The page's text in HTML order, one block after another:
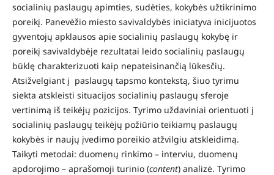
socialinių paslaugų apimties, sudėties, kokybės užtikrinimo
poreikį. Panevėžio miesto savivaldybės iniciatyva inicijuotos
gyventojų apklausos apie socialinių paslaugų kokybę ir
poreikį savivaldybėje rezultatai leido socialinių paslaugų
būklę charakterizuoti kaip nepateisinančią lūkesčių.
Atsižvelgiant į paslaugų tapsmo kontekstą, šiuo tyrimu
siekta atskleisti situacijos socialinių paslaugų sferoje
vertinimą iš teikėjų pozicijos. Tyrimo uždaviniai orientuoti į
socialinių paslaugų teikėjų požiūrio teikiamų paslaugų
kokybės ir naujų įvedimo poreikio atžvilgiu atskleidimą.
Taikyti metodai: duomenų rinkimo – interviu, duomenų
apdorojimo – aprašomoji turinio (content) analizė. Tyrimo